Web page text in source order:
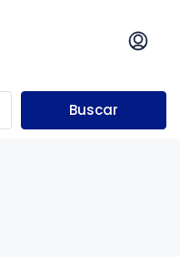
Buscar